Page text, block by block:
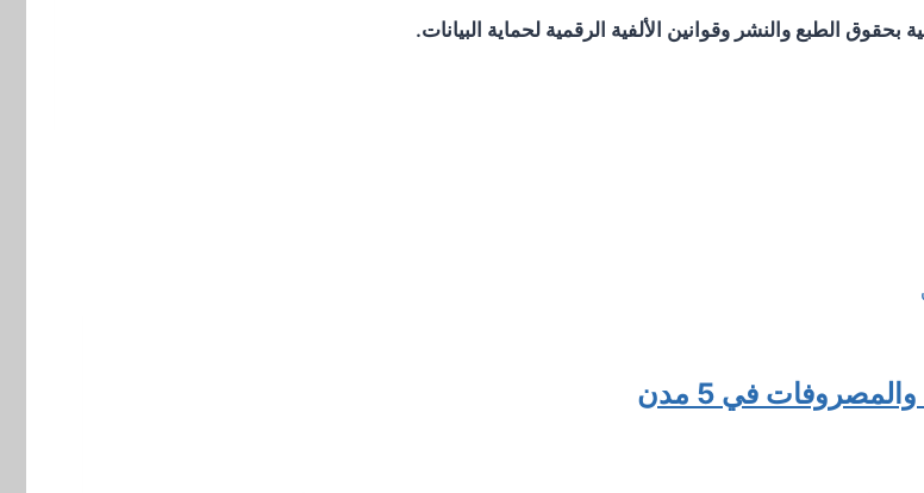
الطبع والنشر وقوانين الألفية الرقمية لحماية البيانات.
في 5 مدن